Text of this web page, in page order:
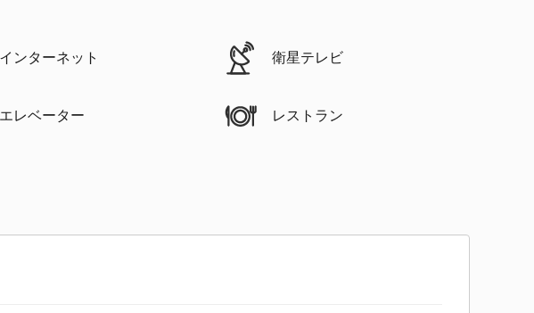
インターネット 衛星テレビ
エレベーター レストラン